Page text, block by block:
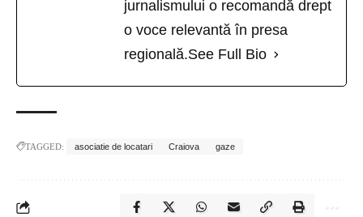
jurnalismului o recomandă drept
o voce relevantă în presa
regională.See Full Bio
TAGGED: asociatie de locatari Craiova gaze